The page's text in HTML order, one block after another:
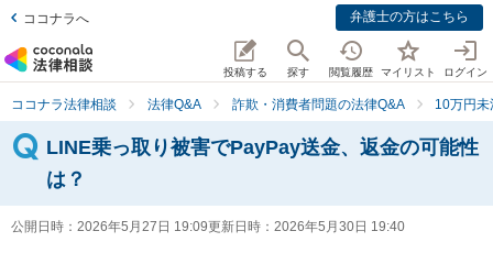
ココナラへ 弁護士の方はこちら
投稿する 探す 閲覧履歴 マイリスト ログイン
ココナラ法律相談 法律Q&A 詐欺・消費者問題の法律Q&A 10万円
LINE乗っ取り被害でPayPay送金、返金の可能性
は？
公開日時： 2026年5月27日 19:09更新日時： 2026年5月30日 19:40